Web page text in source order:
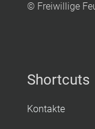
© Freiwillige
Shortcuts
Kontakte